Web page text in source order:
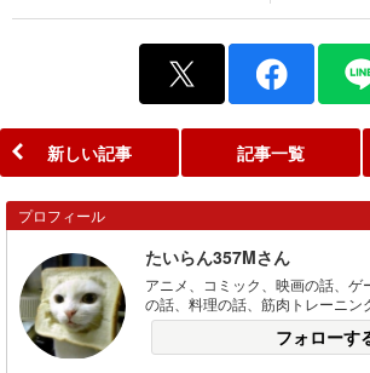
新しい記事 記事一覧
プロフィール
たいらん357Mさん
アニメ、コミック、映画の話、
の話、料理の話、筋肉トレーニン
フォローす